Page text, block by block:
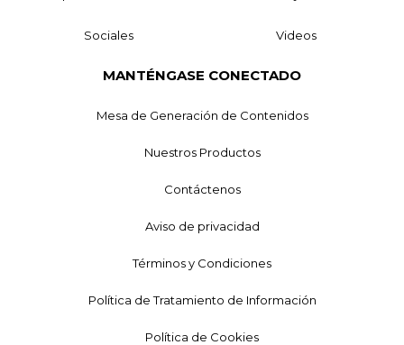
Sociales Videos
MANTÉNGASE CONECTADO
Mesa de Generación de Contenidos
Nuestros Productos
Contáctenos
Aviso de privacidad
Términos y Condiciones
Política de Tratamiento de Información
Política de Cookies